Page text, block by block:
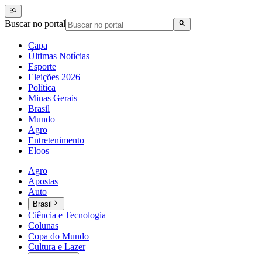
Buscar no portal
Capa
Últimas Notícias
Esporte
Eleições 2026
Política
Minas Gerais
Brasil
Mundo
Agro
Entretenimento
Eloos
Agro
Apostas
Auto
Brasil
Ciência e Tecnologia
Colunas
Copa do Mundo
Cultura e Lazer